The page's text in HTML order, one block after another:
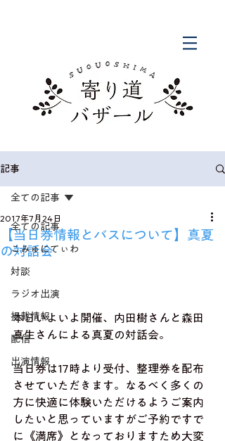
記事
全ての記事
こみゅにてぃわ
対談
ラジオ出演
掲載情報
配信
出演情報
全ての記事
【当日券情報とバスについて】真夏
の対話会
2017年7月24日
本日いよいよ開催、内田樹さんと森田
真生さんによる真夏の対話会。
当日券は17時より受付、整理券を配布
させていただきます。なるべく多くの
方に快適に体験いただけるようご案内
したいと思っていますがご予約ですで
に《満席》となっておりますため大変